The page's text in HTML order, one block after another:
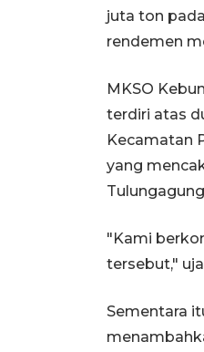
juta ton
rendemen
MKSO
terdiri atas
Kecamatan
yang
"Kami
tersebut,"
Sementara